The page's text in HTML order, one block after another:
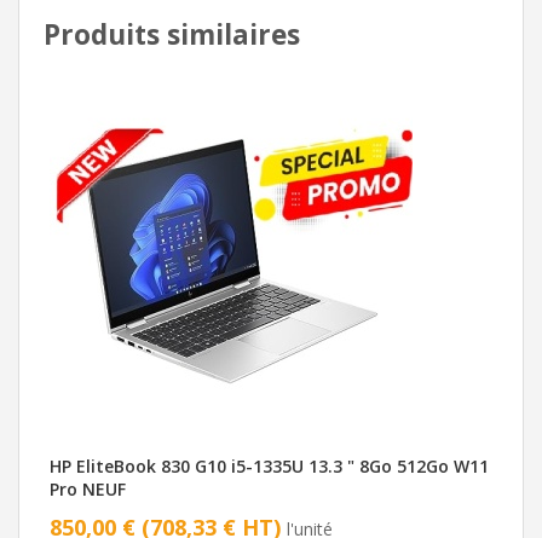
Produits similaires
HP EliteBook 830 G10 i5-1335U 13.3 " 8Go 512Go W11
Pro NEUF
850,00 € (708,33 € HT) l'unité